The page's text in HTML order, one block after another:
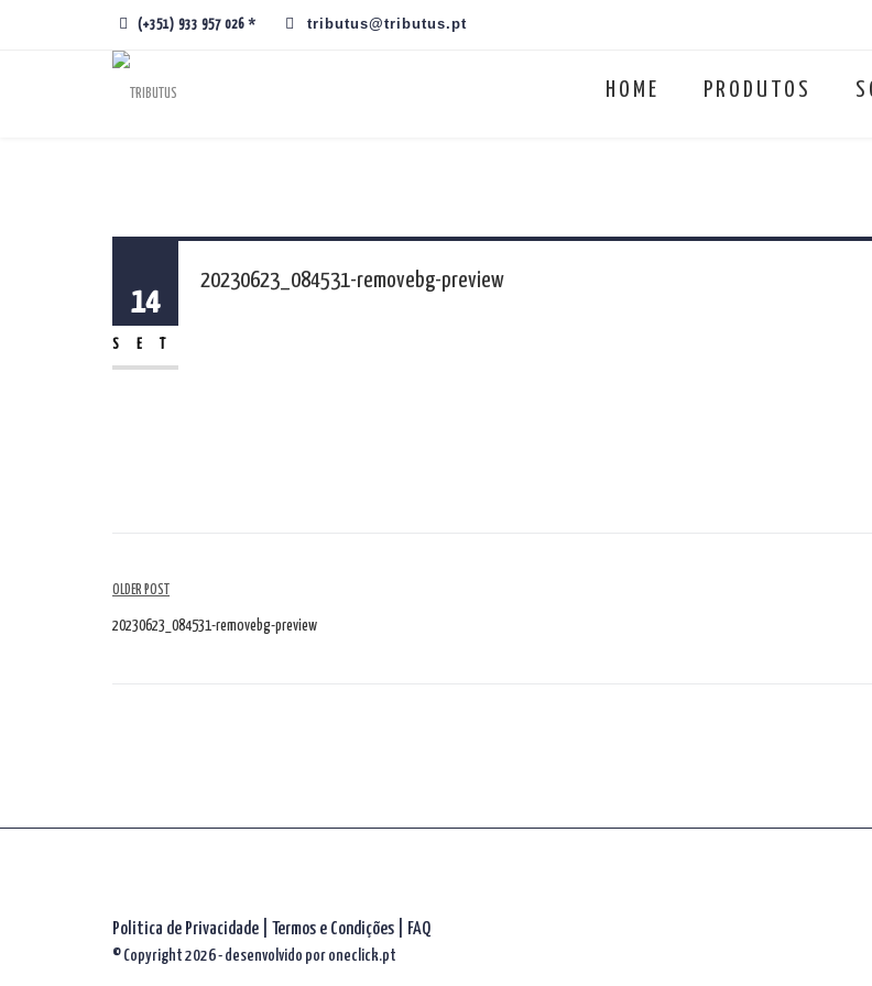
(+351) 933 957 026 * tributus@tributus.pt
HOME PRODUTOS
14
SET
20230623_084531-removebg-preview
Navegação
de
OLDER POST
20230623_084531-removebg-preview
Politica de Privacidade Termos e Condições FAQ
© Copyright 2026 - desenvolvido por oneclick.pt